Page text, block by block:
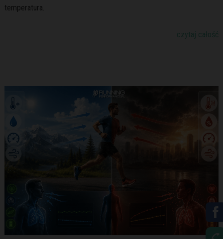
temperatura.
czytaj całość